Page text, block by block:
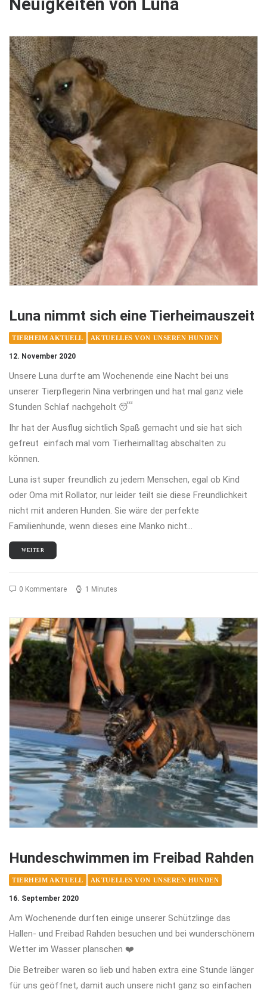
Neuigkeiten von Luna
Luna nimmt sich eine Tierheimauszeit
TIERHEIM AKTUELL AKTUELLES VON UNSEREN HUNDEN
12. November 2020
Unsere Luna durfte am Wochenende eine Nacht bei uns
unserer Tierpflegerin Nina verbringen und hat mal ganz viele
Stunden Schlaf nachgeholt 😴
Ihr hat der Ausflug sichtlich Spaß gemacht und sie hat sich
gefreut einfach mal vom Tierheimalltag abschalten zu
können.
Luna ist super freundlich zu jedem Menschen, egal ob Kind
oder Oma mit Rollator, nur leider teilt sie diese Freundlichkeit
nicht mit anderen Hunden. Sie wäre der perfekte
Familienhunde, wenn dieses eine Manko nicht…
WEITER
0 Kommentare 1 Minutes
Hundeschwimmen im Freibad Rahden
TIERHEIM AKTUELL AKTUELLES VON UNSEREN HUNDEN
16. September 2020
Am Wochenende durften einige unserer Schützlinge das
Hallen- und Freibad Rahden besuchen und bei wunderschönem
Wetter im Wasser planschen ❤️
Die Betreiber waren so lieb und haben extra eine Stunde länger
für uns geöffnet, damit auch unsere nicht ganz so einfachen